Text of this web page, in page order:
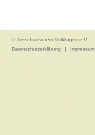
© Tierschutzverein Völklingen e.V.
Datenschutzerklärung
| Impressum